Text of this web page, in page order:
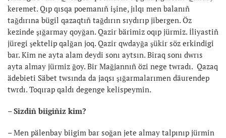
keremet. Qıp qısqa poemanıñ işine, jılqı men balanıñ
tağdırına bügil qazaqtıñ tağdırın sıydırıp jibergen. Öz
kezinde şığarmay qoyğan. Qazir bärimiz oqıp jürmiz. İliyastiñ
jüregi şektelip qalğan joq. Qazir qwdayğa şükir söz erkindigi
bar. Kim ne ayta alam deydi sonı aytsın. Biraq sonı dwrıs
ayta almay jürmiz ğoy. Bir Mağjannıñ özi nege twradı. Qazaq
ädebieti Säbet twsında da jaqsı şığarmalarımen däurendep
twrdı. Toqırap qaldı degenge kelispeymin.
– Sizdiñ biigiñiz kim?
– Men pälenbay biigim bar soğan jete almay talpınıp jürmin